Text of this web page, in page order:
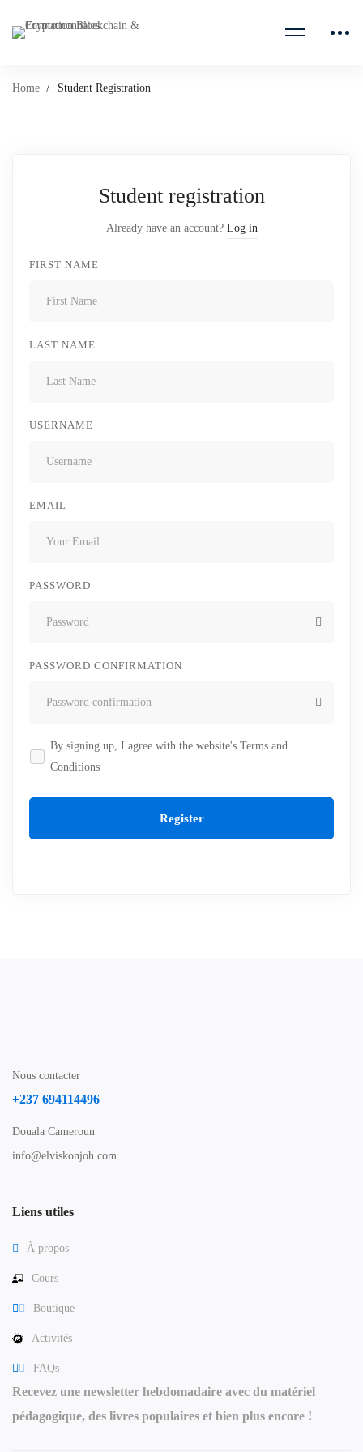
Home Student Registration
Student registration
Already have an account? Log in
FIRST NAME
LAST NAME
USERNAME
EMAIL
PASSWORD
PASSWORD CONFIRMATION
By signing up, I agree with the website's Terms and
Conditions
Register
Nous contacter
+237 694114496
Douala Cameroun
info@elviskonjoh.com
Liens utiles
À propos
Cours
Boutique
Activités
FAQs
Recevez une newsletter hebdomadaire avec du matériel
pédagogique, des livres populaires et bien plus encore !